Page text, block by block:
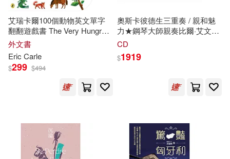
艾瑞卡爾100個動物英文單字
翻翻遊戲書 The Very Hungry
Caterpillar’s First 100 Animals
外文書
Eric Carle
$299 $494
奧斯卡彼德生三重奏 / 親和魅
力★鋼琴大師親奏比爾·艾文斯
經典-黛比的華爾茲【Acoustic
華系列】(黑膠)(Oscar
Acoustic Sounds") (1LP))
CD
$1919